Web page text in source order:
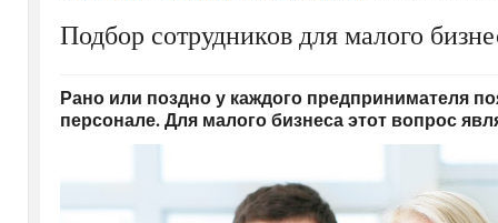
Подбор сотрудников для малого
Рано или поздно у каждого предпринимателя
персонале. Для малого бизнеса этот вопрос